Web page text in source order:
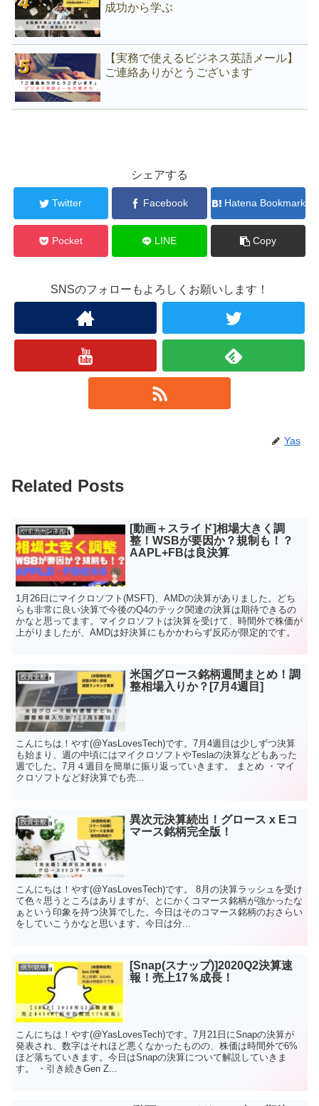
成功から学ぶ
【実務で使えるビジネス英語メール】
ご連絡ありがとうございます
シェアする
Twitter Facebook Hatena Bookmark
Pocket LINE Copy
SNSのフォローもよろしくお願いします！
Yas
Related Posts
やすチャンネル
[動画＋スライド]相場大きく調
整！WSBが要因か？規制も！？
AAPL+FBは良決算
1月26日にマイクロソフト(MSFT)、AMDの決算がありました。どち
らも非常に良い決算で今後のQ4のテック関連の決算は期待できるの
かなと思ってます。マイクロソフトは決算を受けて、時間外で株価が
上がりましたが、AMDは好決算にもかかわらず反応が限定的です。
投資全般
米国グロース銘柄週間まとめ！調
整相場入りか？[7月4週目]
こんにちは！やす(@YasLovesTech)です。7月4週目は少しずつ決算
も始まり、週の中頃にはマイクロソフトやTeslaの決算などもあった
週でした。7月４週目を簡単に振り返っていきます。 まとめ ・マイ
クロソフトなど好決算でも売...
投資全般
異次元決算続出！グロース x Eコ
マース銘柄完全版！
こんにちは！やす(@YasLovesTech)です。 8月の決算ラッシュを受け
て色々思うところはありますが、とにかくコマース銘柄が強かったな
ぁという印象を持つ決算でした。今日はそのコマース銘柄のおさらい
をしていこうかなと思います。今日は分...
個別銘柄
[Snap(スナップ)]2020Q2決算速
報！売上17％成長！
こんにちは！やす(@YasLovesTech)です。7月21日にSnapの決算が
発表され、数字はそれほど悪くなかったものの、株価は時間外で6%
ほど落ちていきます。今日はSnapの決算について解説していきま
す。 ・引き続きGen Z...